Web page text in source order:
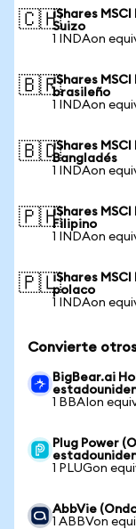
🇨🇭iShares
Suizo
1 INDAon
🇧🇷iShares MSCI
brasileño
1 INDAon
🇧🇩iShares
Bangladés
1 INDAon
🇵🇭iShares MSCI
Filipino
1 INDAon
🇵🇱iShares
polaco
1 INDAon
Convierte otros
BigBear.ai
1 BBAIon
Plug Power
1 PLUGon
AbbVie
1 ABBVon